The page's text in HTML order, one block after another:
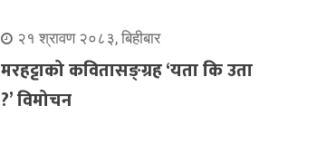
२१ श्रावण २०८३, बिहीबार
मरहट्टाको कवितासङ्ग्रह ‘यता कि उता
?’ विमोचन